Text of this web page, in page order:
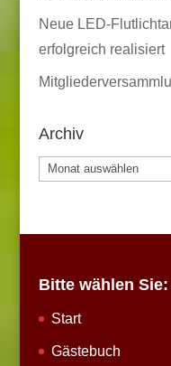
Neue LED-
erfolgreich realisiert
Archiv
Archiv
Bitte wählen Sie:
Start
Gästebuch